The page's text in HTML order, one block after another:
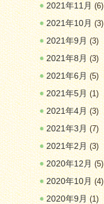
2021年11月(6)
2021年10月(3)
2021年9月(3)
2021年8月(3)
2021年6月(5)
2021年5月(1)
2021年4月(3)
2021年3月(7)
2021年2月(3)
2020年12月(5)
2020年10月(4)
2020年9月(1)